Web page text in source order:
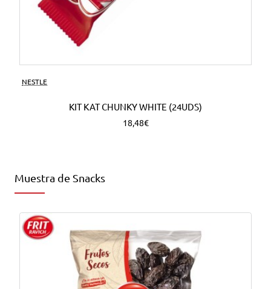
NESTLE
KIT KAT CHUNKY WHITE (24UDS)
18,48€
Muestra de Snacks